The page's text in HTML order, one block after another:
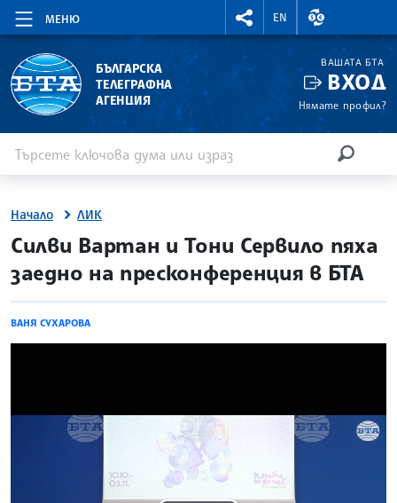
МЕНЮ
RIGHTMENU.SOCIAL
EN
ВАЛУТНИ
БЪЛГАРСКА
ТЕЛЕГРАФНА
АГЕНЦИЯ
ВАШАТА БТА
ВХОД
Нямате профил?
Начало ЛИК
site.bta
Силви Вартан и Тони Сервило пяха
заедно на пресконференция в БТА
ВАНЯ СУХАРОВА